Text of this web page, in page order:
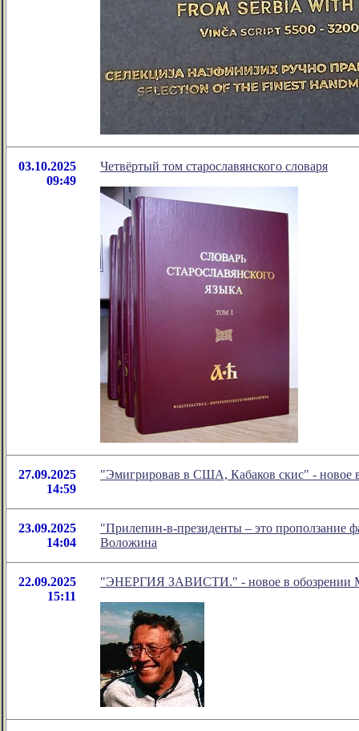
03.10.2025
09:49
Четвёртый том старославянского словаря
27.09.2025
14:59
"Эмигрировав в США, Кабаков скис" - новое
23.09.2025
14:04
"Прилепин-в-президенты – это проползание
Воложина
22.09.2025
15:11
"ЭНЕРГИЯ ЗАВИСТИ." - новое в обозрении